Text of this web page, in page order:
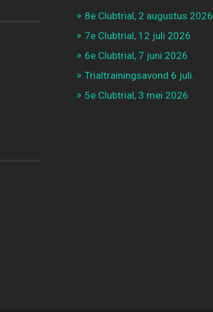
8e Clubtrial, 2 augustus 2026
7e Clubtrial, 12 juli 2026
6e Clubtrial, 7 juni 2026
Trialtrainingsavond 6 juli.
5e Clubtrial, 3 mei 2026